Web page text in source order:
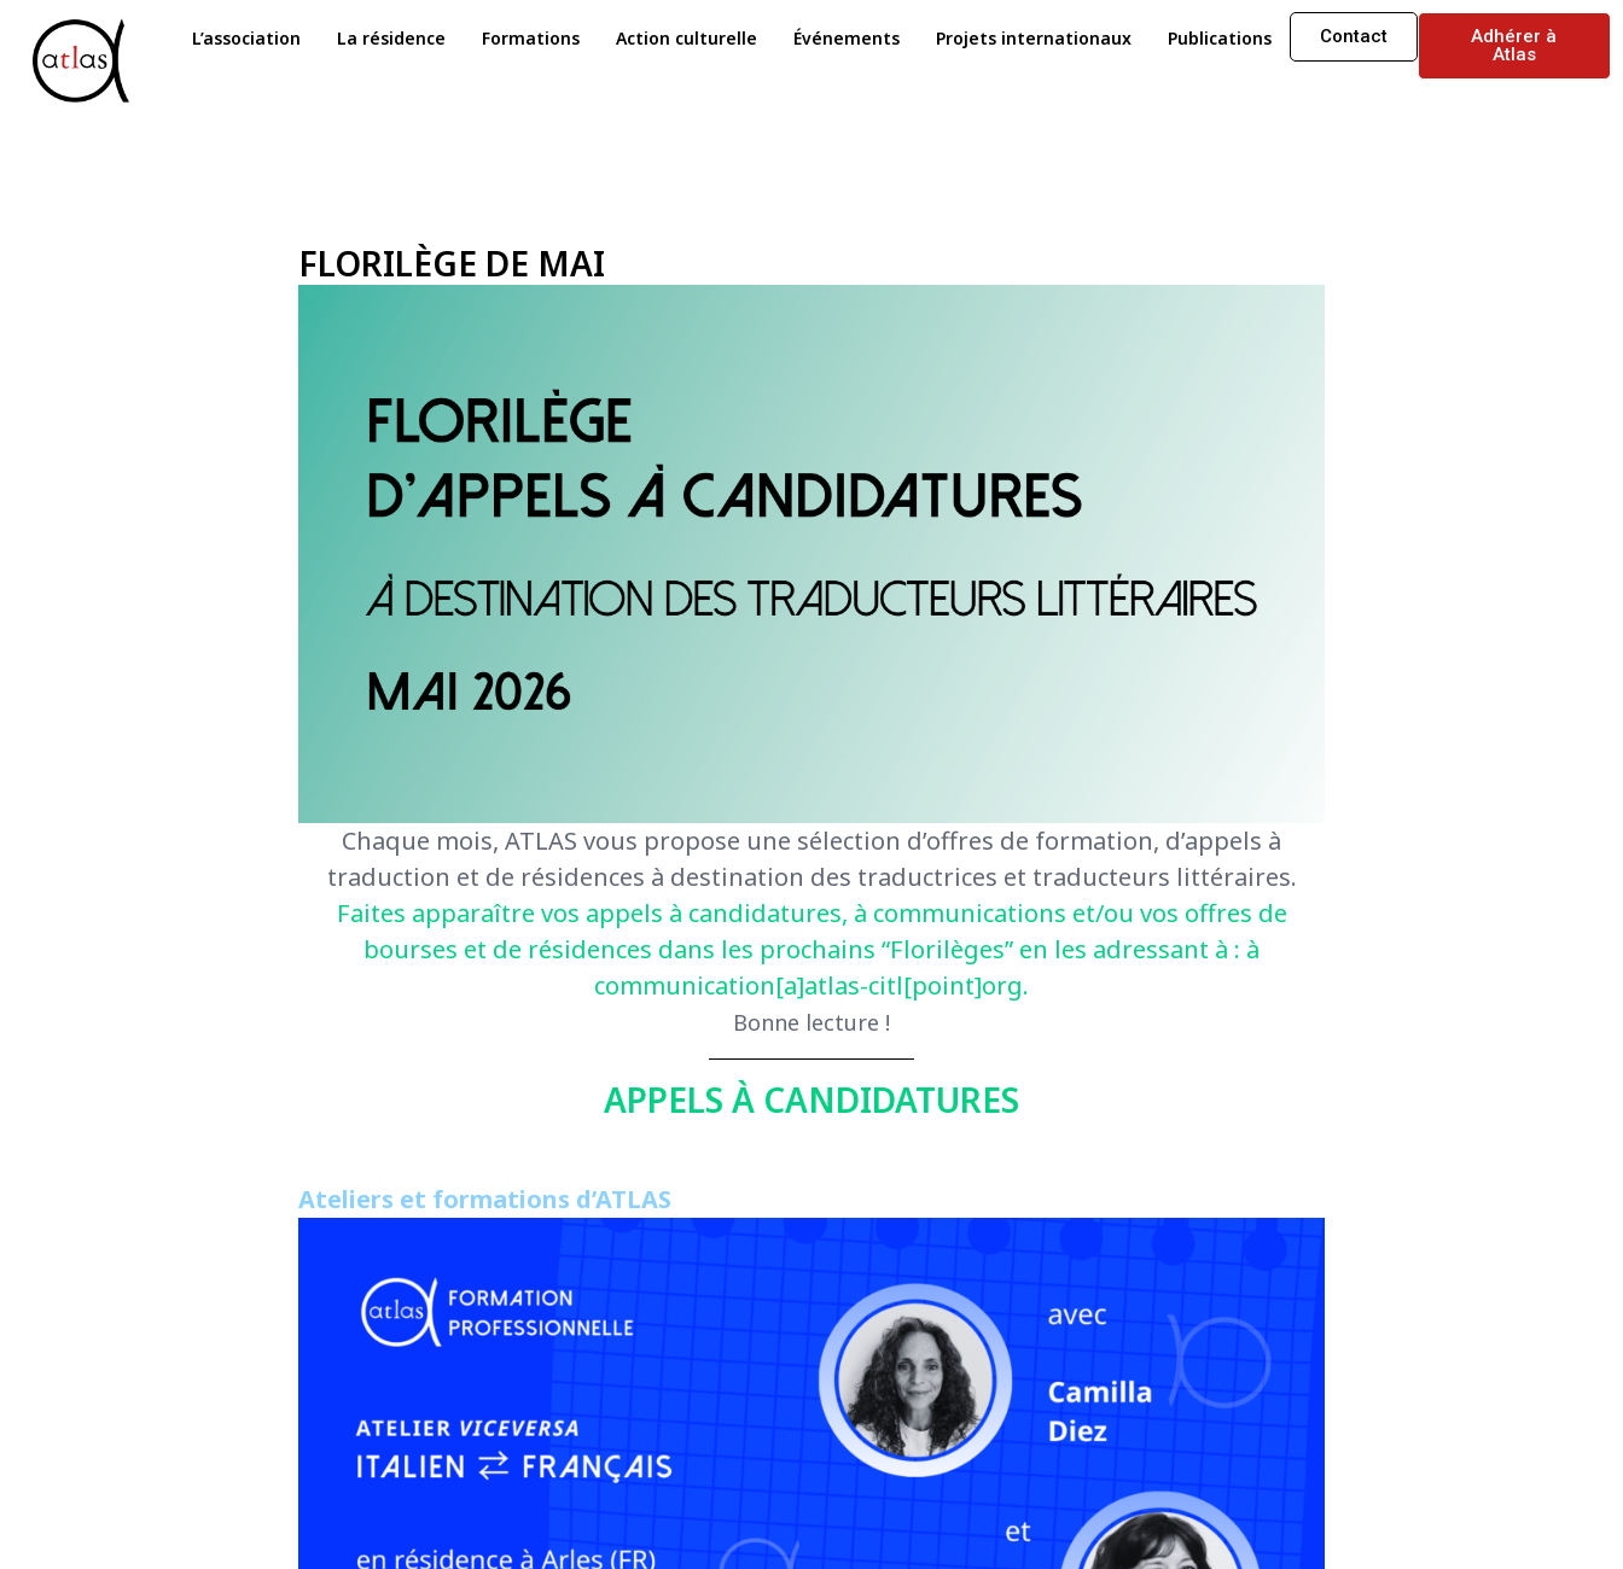
contenu
L’association La résidence Formations Action culturelle Événements Projets internationaux Publications Contact
Adhérer à
Atlas
FLORILÈGE DE MAI
Chaque mois, ATLAS vous propose une sélection d’offres de formation, d’appels à
traduction et de résidences à destination des traductrices et traducteurs littéraires.
Faites apparaître vos appels à candidatures, à communications et/ou vos offres de
bourses et de résidences dans les prochains “Florilèges” en les adressant à : à
communication[a]atlas-citl[point]org.
Bonne lecture !
APPELS À CANDIDATURES
Ateliers et formations d’ATLAS